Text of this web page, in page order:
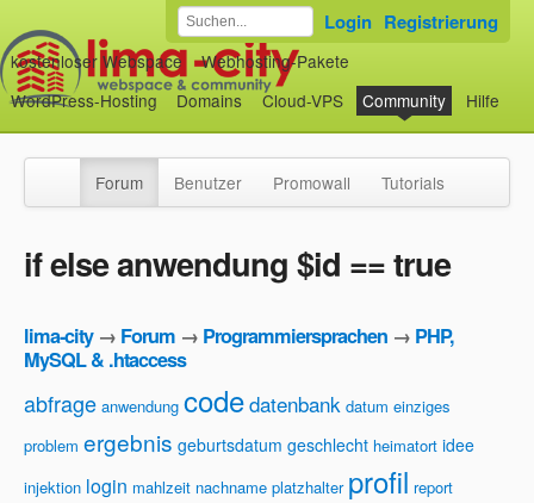
kostenloser Webspace
Webhosting-Pakete
WordPress-Hosting
Domains Cloud-VPS Community Hilfe
Login Registrierung
Forum Benutzer Promowall Tutorials
if else anwendung $id == true
lima-city→ Forum → Programmiersprachen → PHP,
MySQL & .htaccess
abfrage anwendung codedatenbank datum einziges
problem ergebnis geburtsdatum geschlecht heimatort idee
injektion login mahlzeit nachname platzhalter profil report